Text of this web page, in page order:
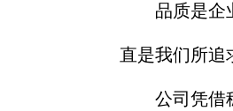
品质是企
直是我们所追
公司凭借